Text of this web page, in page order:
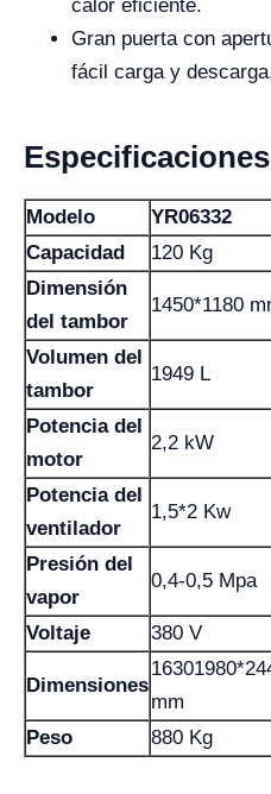
calor eficiente.
Gran puerta con
fácil carga y
Modelo
YR06332
Capacidad
120 Kg
Dimensión
del tambor
1450*1180
Volumen del
tambor
1949 L
Potencia del
motor
2,2 kW
Potencia del
ventilador
1,5*2 Kw
Presión del
vapor
0,4-0,5 Mpa
Voltaje 380 V
Dimensiones
mm
Peso
880 Kg